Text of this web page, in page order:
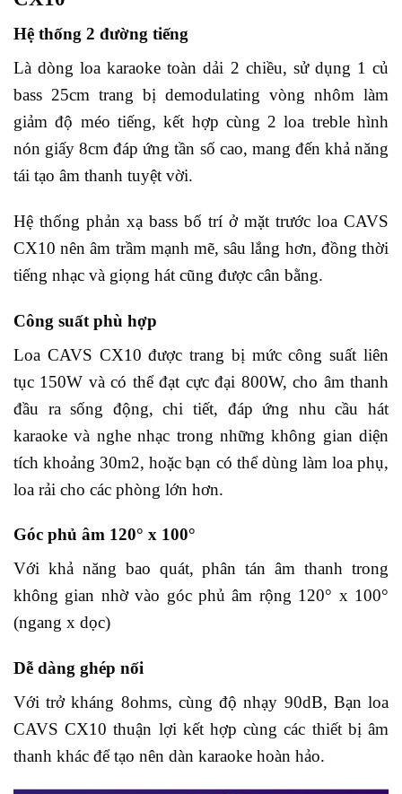
Hệ thống 2 đường tiếng
Là dòng loa karaoke toàn dải 2 chiều, sử dụng 1 củ
bass 25cm trang bị demodulating vòng nhôm làm
giảm độ méo tiếng, kết hợp cùng 2 loa treble hình
nón giấy 8cm đáp ứng tần số cao, mang đến khả năng
tái tạo âm thanh tuyệt vời.
Hệ thống phản xạ bass bố trí ở mặt trước loa CAVS
CX10 nên âm trầm mạnh mẽ, sâu lắng hơn, đồng thời
tiếng nhạc và giọng hát cũng được cân bằng.
Công suất phù hợp
Loa CAVS CX10 được trang bị mức công suất liên
tục 150W và có thể đạt cực đại 800W, cho âm thanh
đầu ra sống động, chi tiết, đáp ứng nhu cầu hát
karaoke và nghe nhạc trong những không gian diện
tích khoảng 30m2, hoặc bạn có thể dùng làm loa phụ,
loa rải cho các phòng lớn hơn.
Góc phủ âm 120° x 100°
Với khả năng bao quát, phân tán âm thanh trong
không gian nhờ vào góc phủ âm rộng 120° x 100°
(ngang x dọc)
Dễ dàng ghép nối
Với trở kháng 8ohms, cùng độ nhạy 90dB, Bạn loa
CAVS CX10 thuận lợi kết hợp cùng các thiết bị âm
thanh khác để tạo nên dàn karaoke hoàn hảo.